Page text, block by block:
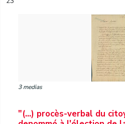
3 medias
"(...) procès-verbal du